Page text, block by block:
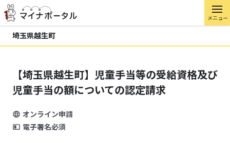
メニュー
埼玉県越生町
【埼玉県越生町】児童手当等の受給資格及び
児童手当の額についての認定請求
オンライン申請
電子署名必須